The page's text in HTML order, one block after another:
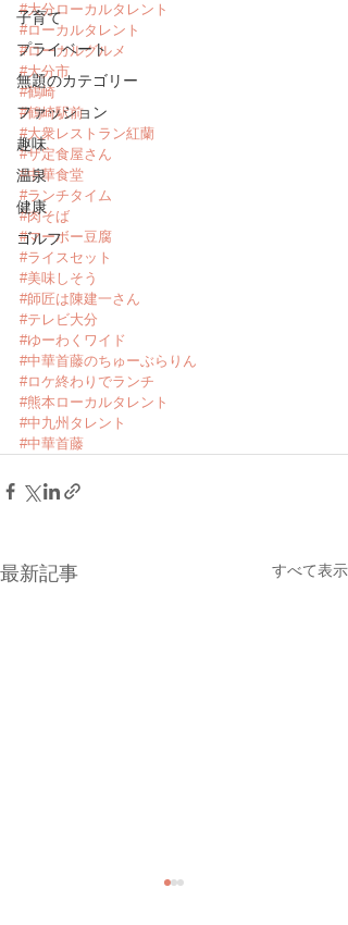
子育て
プライベート
無題のカテゴリー
ファッション
趣味
温泉
健康
ゴルフ
#大分ローカルタレント
#ローカルタレント
#ローカルグルメ
#大分市
#鶴崎
#鶴崎駅前
#大衆レストラン紅蘭
#ザ定食屋さん
#中華食堂
#ランチタイム
#肉そば
#マーボー豆腐
#ライスセット
#美味しそう
#師匠は陳建一さん
#テレビ大分
#ゆーわくワイド
#中華首藤のちゅーぶらりん
#ロケ終わりでランチ
#熊本ローカルタレント
#中九州タレント
#中華首藤
最新記事 すべて表示